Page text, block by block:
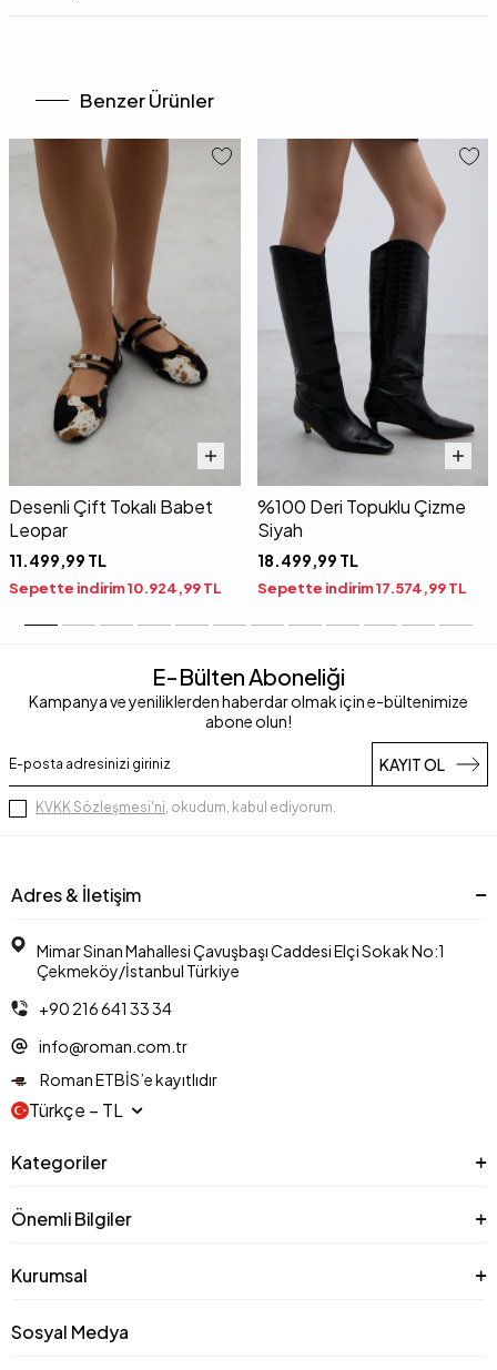
Benzer Ürünler
Desenli Çift Tokalı Babet
Leopar
11.499,99 TL
Sepette indirim10.924,99TL
%100 Deri Topuklu Çizme
Siyah
18.499,99 TL
Sepette indirim17.574,99TL
E-Bülten Aboneliği
Kampanya ve yeniliklerden haberdar olmak için e-bültenimize
abone olun!
KAYIT OL
KVKK Sözleşmesi'ni , okudum, kabul ediyorum.
Adres & İletişim
Mimar Sinan Mahallesi Çavuşbaşı Caddesi Elçi Sokak No:1
Çekmeköy/İstanbul Türkiye
+90 216 641 33 34
info@roman.com.tr
Roman ETBİS’e kayıtlıdır
Türkçe − TL
Kategoriler
Önemli Bilgiler
Kurumsal
Sosyal Medya